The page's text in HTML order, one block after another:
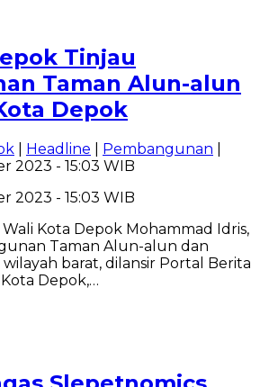
Tinjau
Taman Alun-alun
Depok
Headline Pembangunan
2023 - 15:03 WIB
2023 - 15:03 WIB
Kota Depok Mohammad Idris,
Taman Alun-alun dan
barat, dilansir Portal Berita
Depok,…